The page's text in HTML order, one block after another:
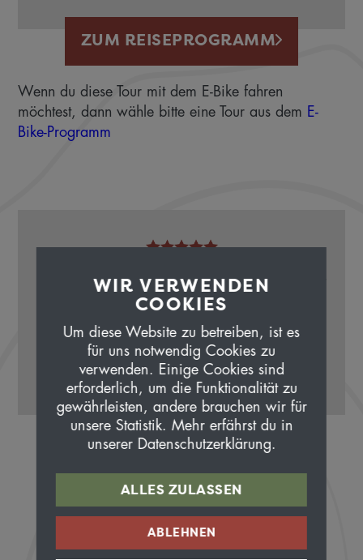
ZUM REISEPROGRAMM
Wenn du diese Tour mit dem E-Bike fahren
möchtest, dann wähle bitte eine Tour aus dem E-
Bike-Programm
«Super Woche in den Abruzzen! Ein Trail war
deutlich über 2, ich musste viel schieben.
Aber bitte alles so belassen wie unsere Tour
war. Das war ein super Erlebnis.»
Urs Trinkler
Winterthur
WIR VERWENDEN
COOKIES
Um diese Website zu betreiben, ist es
für uns notwendig Cookies zu
verwenden. Einige Cookies sind
erforderlich, um die Funktionalität zu
gewährleisten, andere brauchen wir für
unsere Statistik. Mehr erfährst du in
unserer Datenschutzerklärung.
ALLES ZULASSEN
ABLEHNEN